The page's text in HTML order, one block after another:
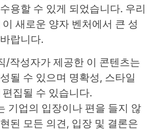
용할 수 있게 되었습니다. 우리
새로운 양자 벤처에서 큰 성
랍니다.
/작성자가 제공한 이 콘텐츠는
될 수 있으며 명확성, 스타일
집될 수 있습니다.
기업의 입장이나 편을 들지 않
된 모든 의견, 입장 및 결론은